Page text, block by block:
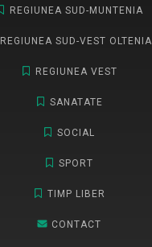
REGIUNEA SUD-MUNTENIA
REGIUNEA SUD-VEST OLTENIA
REGIUNEA VEST
SANATATE
SOCIAL
SPORT
TIMP LIBER
CONTACT